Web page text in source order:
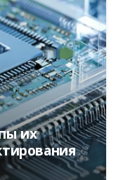
их